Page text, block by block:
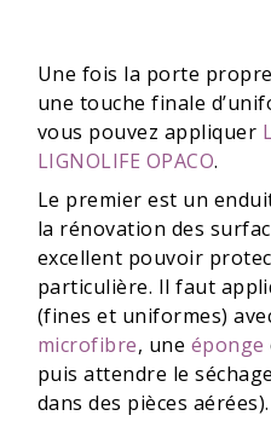
Une fois la porte
une touche finale
vous pouvez appliquer
LIGNOLIFE OPACO.
Le premier est un
la rénovation des
excellent pouvoir
particulière. Il faut
(fines et uniformes)
microfibre, une éponge
puis attendre le
dans des pièces aérées).